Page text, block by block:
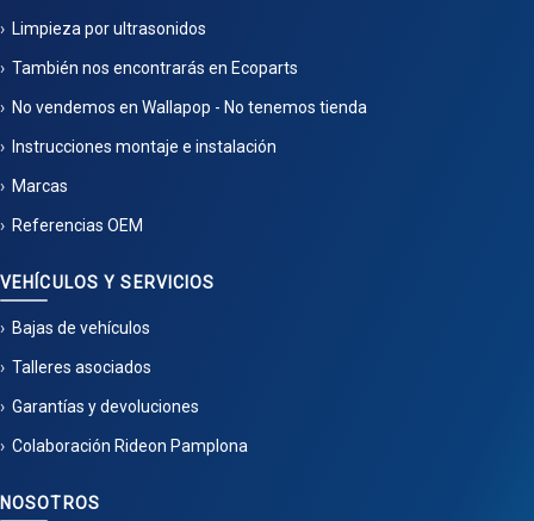
Limpieza por ultrasonidos
También nos encontrarás en Ecoparts
No vendemos en Wallapop - No tenemos tienda
Instrucciones montaje e instalación
Marcas
Referencias OEM
VEHÍCULOS Y SERVICIOS
Bajas de vehículos
Talleres asociados
Garantías y devoluciones
Colaboración Rideon Pamplona
NOSOTROS